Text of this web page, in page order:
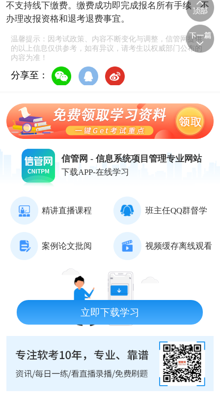
不支持线下缴费。缴费成功即完成报名所有手续，不
办理改报资格和退考退费事宜。
温馨提示：因考试政策、内容不断变化与调整，信管网提供
的以上信息仅供参考，如有异议，请考生以权威部门公布的
内容为准！
分享至：
信管网 - 信息系统项目管理专业网站
下载APP-在线学习
精讲直播课程 班主任QQ群督学
案例论文批阅 视频缓存离线观看
立即下载学习